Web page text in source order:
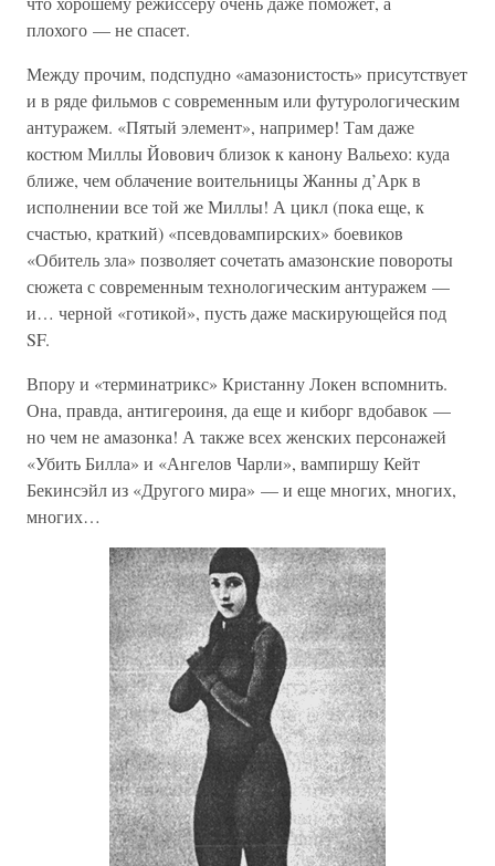
плохого — не спасет.
Между прочим, подспудно «амазонистость» присутствует
и в ряде фильмов с современным или футурологическим
антуражем. «Пятый элемент», например! Там даже
костюм Миллы Йовович близок к канону Вальехо: куда
ближе, чем облачение воительницы Жанны д’Арк в
исполнении все той же Миллы! А цикл (пока еще, к
счастью, краткий) «псевдовампирских» боевиков
«Обитель зла» позволяет сочетать амазонские повороты
сюжета с современным технологическим антуражем —
и… черной «готикой», пусть даже маскирующейся под
SF.
Впору и «терминатрикс» Кристанну Локен вспомнить.
Она, правда, антигероиня, да еще и киборг вдобавок —
но чем не амазонка! А также всех женских персонажей
«Убить Билла» и «Ангелов Чарли», вампиршу Кейт
Бекинсэйл из «Другого мира» — и еще многих, многих,
многих…